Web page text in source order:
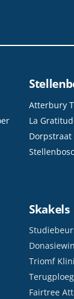
Atterbury
La
Dorpstraat
Skakels
Triomf
Terugploeg
Fairtree